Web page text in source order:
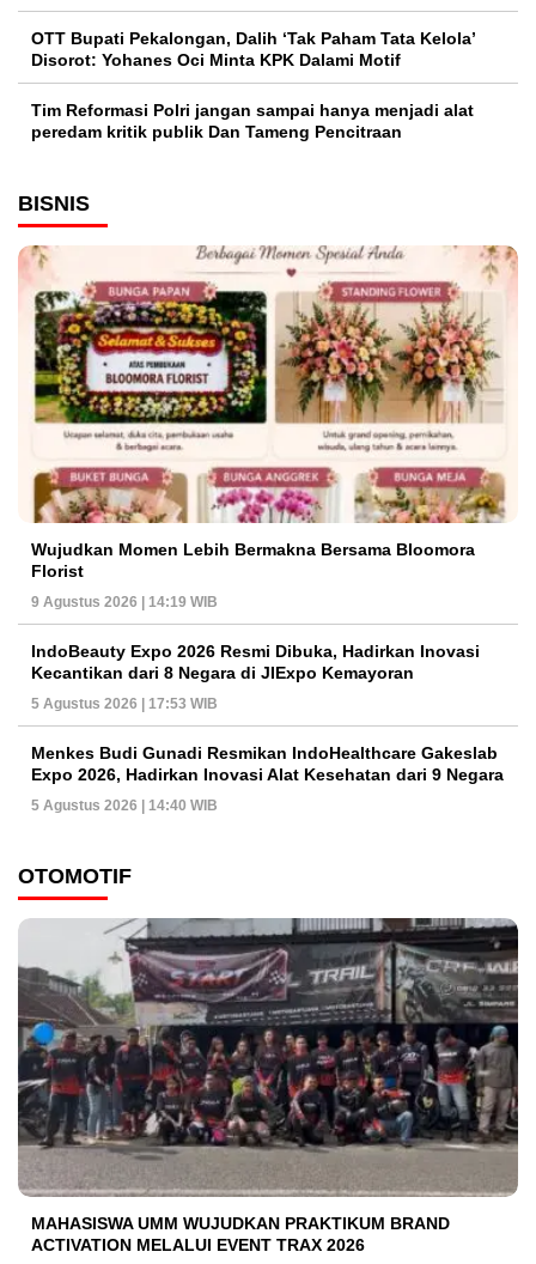
OTT Bupati Pekalongan, Dalih ‘Tak Paham Tata Kelola’
Disorot: Yohanes Oci Minta KPK Dalami Motif
Tim Reformasi Polri jangan sampai hanya menjadi alat
peredam kritik publik Dan Tameng Pencitraan
BISNIS
Wujudkan Momen Lebih Bermakna Bersama Bloomora
Florist
9 Agustus 2026 | 14:19 WIB
IndoBeauty Expo 2026 Resmi Dibuka, Hadirkan Inovasi
Kecantikan dari 8 Negara di JIExpo Kemayoran
5 Agustus 2026 | 17:53 WIB
Menkes Budi Gunadi Resmikan IndoHealthcare Gakeslab
Expo 2026, Hadirkan Inovasi Alat Kesehatan dari 9 Negara
5 Agustus 2026 | 14:40 WIB
OTOMOTIF
MAHASISWA UMM WUJUDKAN PRAKTIKUM BRAND
ACTIVATION MELALUI EVENT TRAX 2026